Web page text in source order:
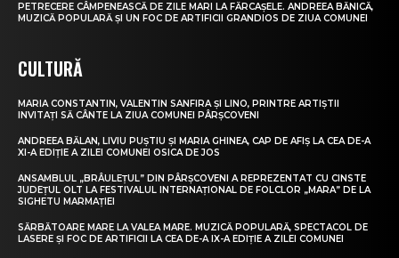
PETRECERE CÂMPENEASCĂ DE ZILE MARI LA FĂRCAȘELE. ANDREEA BĂNICĂ,
MUZICĂ POPULARĂ ȘI UN FOC DE ARTIFICII GRANDIOS DE ZIUA COMUNEI
CULTURĂ
MARIA CONSTANTIN, VALENTIN SANFIRA ȘI LINO, PRINTRE ARTIȘTII
INVITAȚI SĂ CÂNTE LA ZIUA COMUNEI PÂRȘCOVENI
ANDREEA BĂLAN, LIVIU PUȘTIU ȘI MARIA GHINEA, CAP DE AFIȘ LA CEA DE-A
XI-A EDIȚIE A ZILEI COMUNEI OSICA DE JOS
ANSAMBLUL „BRÂULEȚUL” DIN PÂRȘCOVENI A REPREZENTAT CU CINSTE
JUDEȚUL OLT LA FESTIVALUL INTERNAȚIONAL DE FOLCLOR „MARA” DE LA
SIGHETU MARMAȚIEI
SĂRBĂTOARE MARE LA VALEA MARE. MUZICĂ POPULARĂ, SPECTACOL DE
LASERE ȘI FOC DE ARTIFICII LA CEA DE-A IX-A EDIȚIE A ZILEI COMUNEI